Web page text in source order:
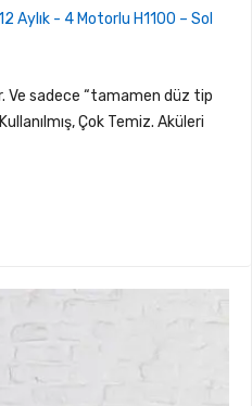
Aylık - 4 Motorlu H1100 – Sol
Ve sadece “tamamen düz tip
Çok Temiz. Aküleri